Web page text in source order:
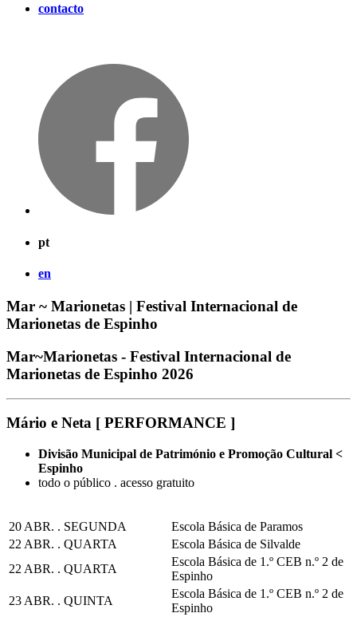
contacto
pt
en
Mar ~ Marionetas | Festival Internacional de
Marionetas de Espinho
Mar~Marionetas - Festival Internacional de
Marionetas de Espinho 2026
Mário e Neta [ PERFORMANCE ]
Divisão Municipal de Património e Promoção Cultural <
Espinho
todo o público . acesso gratuito
20 ABR. . SEGUNDA
Escola Básica de Paramos
22 ABR. . QUARTA
Escola Básica de Silvalde
22 ABR. . QUARTA
Escola Básica de 1.º CEB n.º 2 de
Espinho
23 ABR. . QUINTA
Escola Básica de 1.º CEB n.º 2 de
Espinho